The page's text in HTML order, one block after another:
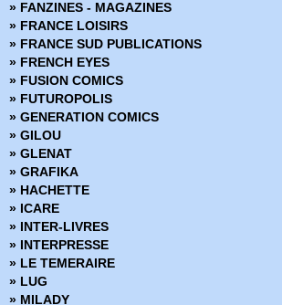
» Rumble
» Secret Identities
» Sex & Violence
» Sex Criminals
» Shutter
» Silent Dragon
» Silver
» Snotgirl
» Sons of the devil
» Southern Cross
» Sukeban Turbo
» Superstar
» The Beauty
» The Bunker
» The Disciples
» The Dying & the Dead
» FANZINES - MAGAZINES
» FRANCE LOISIRS
» FRANCE SUD PUBLICATIONS
» FRENCH EYES
» FUSION COMICS
» FUTUROPOLIS
» GENERATION COMICS
» GILOU
» GLENAT
» GRAFIKA
» HACHETTE
» ICARE
» INTER-LIVRES
» INTERPRESSE
» LE TEMERAIRE
» LUG
» MILADY